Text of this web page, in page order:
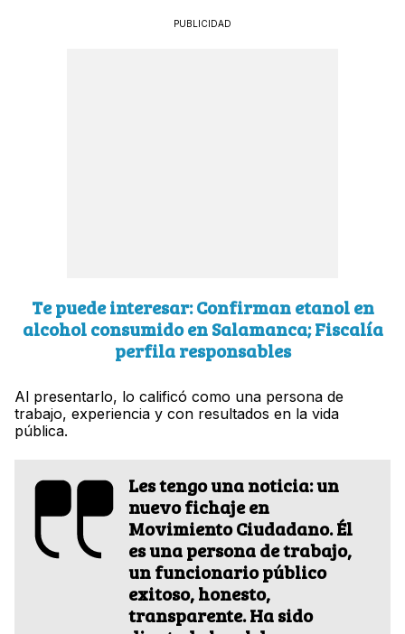
PUBLICIDAD
Te puede interesar: Confirman etanol en
alcohol consumido en Salamanca; Fiscalía
perfila responsables
Al presentarlo, lo calificó como una persona de
trabajo, experiencia y con resultados en la vida
pública.
Les tengo una noticia: un
nuevo fichaje en
Movimiento Ciudadano. Él
es una persona de trabajo,
un funcionario público
exitoso, honesto,
transparente. Ha sido